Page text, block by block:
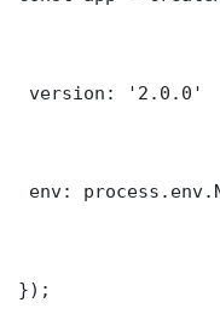
version: '2.0.0'
env:
});